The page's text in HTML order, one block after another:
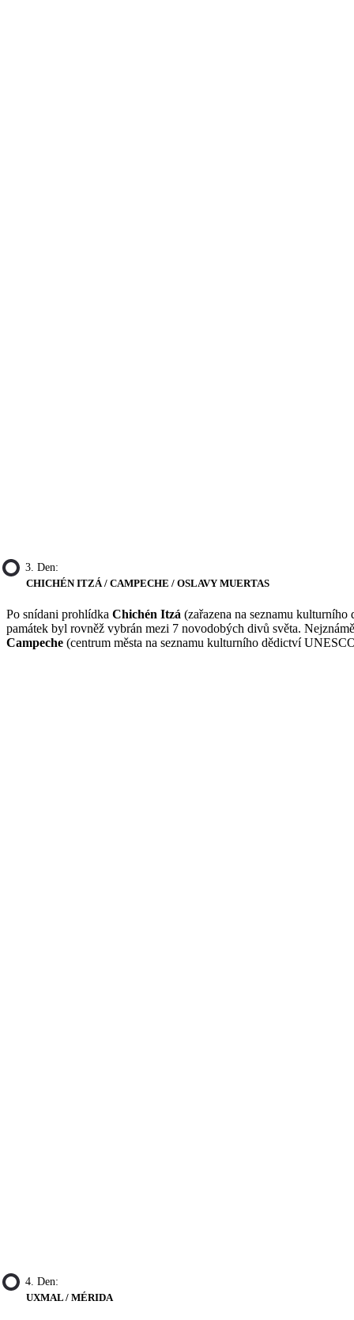
3. Den:
CHICHÉN ITZÁ / CAMPECHE / OSLAVY MUERTAS
Po snídani prohlídka Chichén Itzá (zařazena na seznamu
památek byl rovněž vybrán mezi 7 novodobých divů světa.
Campeche (centrum města na seznamu kulturního dědictví
4. Den:
UXMAL / MÉRIDA